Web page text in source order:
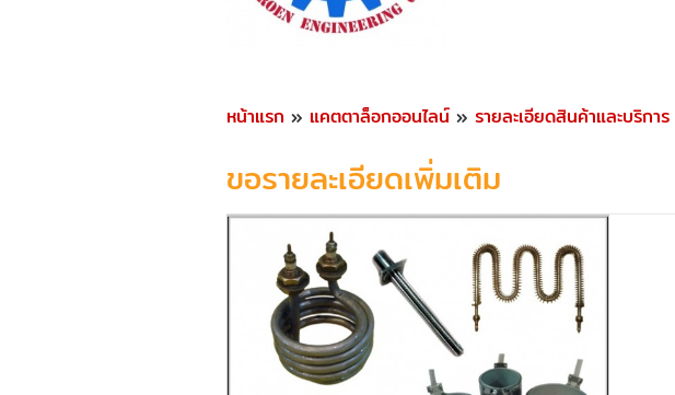
หน้าแรก » แคตตาล็อกออนไลน์ » รายละเอียดสินค้าและบริการ
ขอรายละเอียดเพิ่มเติม